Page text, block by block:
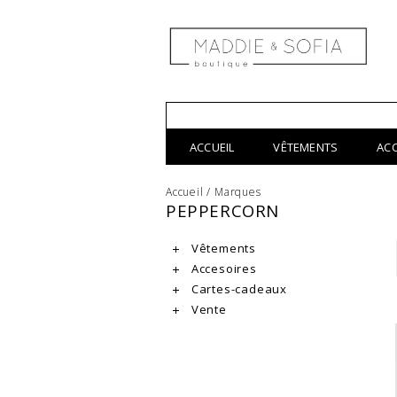
ACCUEIL VÊTEMENTS
Accueil / Marques
PEPPERCORN
Vêtements
Accesoires
Cartes-cadeaux
Vente